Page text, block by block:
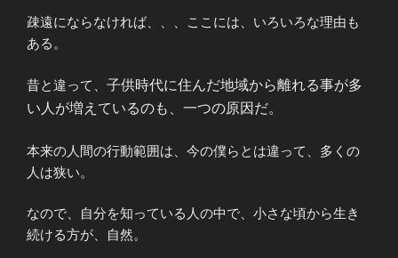
疎遠にならなければ、、、ここには、いろいろな理由も
ある。
昔と違って、 子供時代に住んだ地域から離れる事が多
い人が増えているのも、一つの原因だ。
本来の人間の行動範囲は、今の僕らとは違って、多くの
人は狭い。
なので、自分を知っている人の中で、小さな頃から生き
続ける方が、自然。